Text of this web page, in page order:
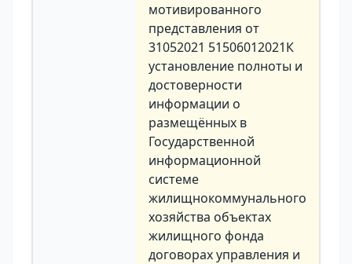
мотивированного
представления от
31052021 51506012021К
установление полноты и
достоверности
информации о
размещённых в
Государственной
информационной
системе
жилищнокоммунального
хозяйства объектах
жилищного фонда
договорах управления и